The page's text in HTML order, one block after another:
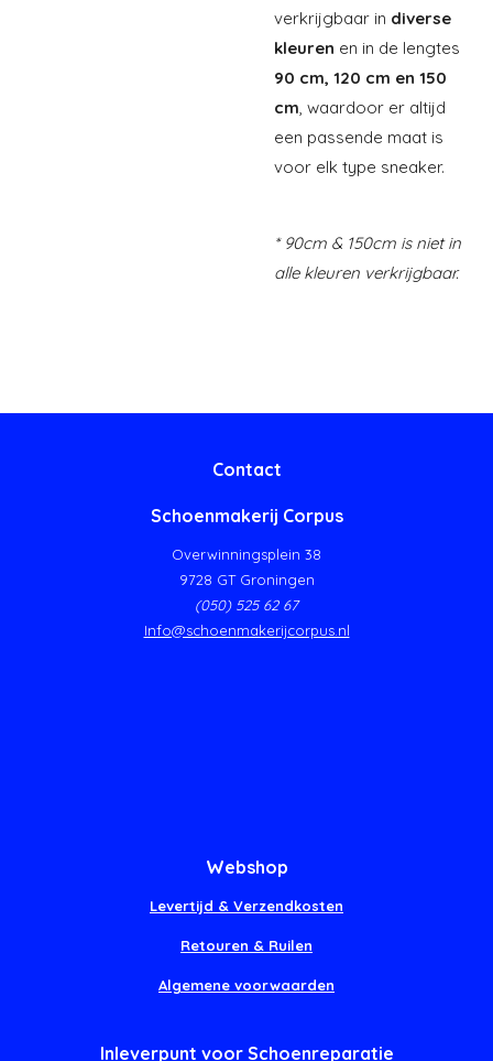
verkrijgbaar in diverse
kleuren en in de lengtes
90 cm, 120 cm en 150
cm, waardoor er altijd
een passende maat is
voor elk type sneaker.
* 90cm & 150cm is niet in
alle kleuren verkrijgbaar.
Contact
Schoenmakerij Corpus
Overwinningsplein 38
9728 GT Groningen
(050) 525 62 67
Info@schoenmakerijcorpus.nl
Webshop
Levertijd & Verzendkosten
Retouren & Ruilen
Algemene voorwaarden
Inleverpunt voor Schoenreparatie